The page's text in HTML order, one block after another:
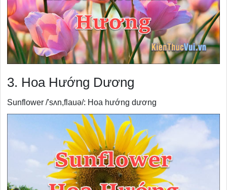
3. Hoa Hướng Dương
Sunflower /'sʌn,flauə/: Hoa hướng dương